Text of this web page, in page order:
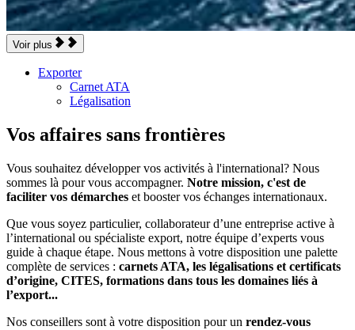
Voir plus
Exporter
Carnet ATA
Légalisation
Vos affaires sans frontières
Vous souhaitez développer vos activités à l'international? Nous
sommes là pour vous accompagner. Notre mission, c'est de
faciliter vos démarches et booster vos échanges internationaux.
Que vous soyez particulier, collaborateur d’une entreprise active à
l’international ou spécialiste export, notre équipe d’experts vous
guide à chaque étape. Nous mettons à votre disposition une palette
complète de services : carnets ATA, les légalisations et certificats
d’origine, CITES, formations dans tous les domaines liés à
l’export...
Nos conseillers sont à votre disposition pour un rendez-vous